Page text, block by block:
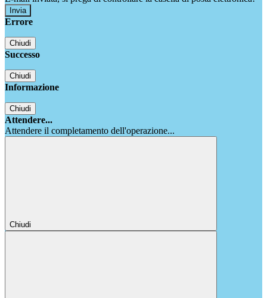
Errore
Chiudi
Successo
Chiudi
Informazione
Chiudi
Attendere...
Attendere il completamento dell'operazione...
Chiudi